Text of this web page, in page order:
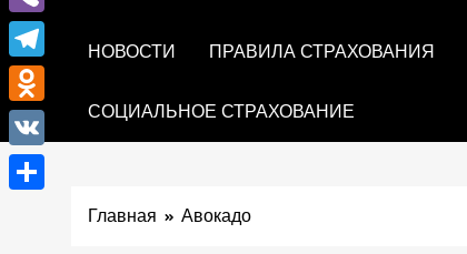
НОВОСТИ ПРАВИЛА СТРАХОВАНИЯ
СОЦИАЛЬНОЕ СТРАХОВАНИЕ
Главная Авокадо
Viber
Telegram
Odnoklassniki
VK
Отправить